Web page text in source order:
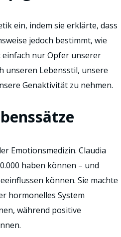
ein, indem sie erklärte, dass
jedoch bestimmt, wie
einfach nur Opfer unserer
unseren Lebensstil, unsere
Genaktivität zu nehmen.
Emotionsmedizin. Claudia
haben können – und
können. Sie machte
hormonelles System
während positive